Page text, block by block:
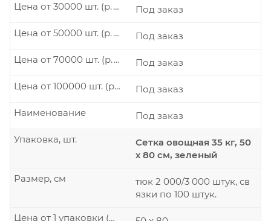
Под заказ
Цена от 30000 шт. (р./шт.)
Под заказ
Цена от 50000 шт. (р./шт.)
Под заказ
Цена от 70000 шт. (р./шт.)
Под заказ
Цена от 100000 шт. (р./шт.)
Под заказ
Наименование
Сетка овощная 35 кг, 50
х 80 см, зеленый
Упаковка, шт.
тюк 2 000/3 000 штук, св
язки по 100 штук.
Размер, см
Цена от 1 упаковки (р./шт.)